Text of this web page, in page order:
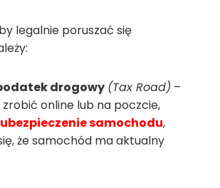
legalnie poruszać się
drogowy (Tax Road) –
online lub na poczcie,
ubezpieczenie samochodu,
że samochód ma aktualny